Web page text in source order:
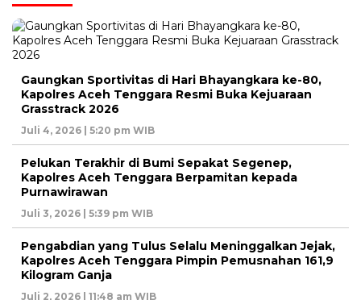
Gaungkan Sportivitas di Hari Bhayangkara ke-80,
Kapolres Aceh Tenggara Resmi Buka Kejuaraan
Grasstrack 2026
Juli 4, 2026 | 5:20 pm WIB
Pelukan Terakhir di Bumi Sepakat Segenep,
Kapolres Aceh Tenggara Berpamitan kepada
Purnawirawan
Juli 3, 2026 | 5:39 pm WIB
Pengabdian yang Tulus Selalu Meninggalkan Jejak,
Kapolres Aceh Tenggara Pimpin Pemusnahan 161,9
Kilogram Ganja
Juli 2, 2026 | 11:48 am WIB